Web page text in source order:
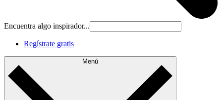
Encuentra algo inspirador...
Regístrate gratis
Menú